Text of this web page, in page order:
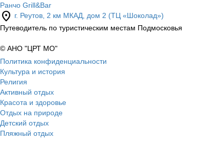
Ранчо Grill&Bar
location_on г. Реутов, 2 км МКАД, дом 2 (ТЦ «Шоколад»)
Путеводитель по туристическим местам Подмосковья
© АНО "ЦРТ МО"
Политика конфиденциальности
Культура и история
Религия
Активный отдых
Красота и здоровье
Отдых на природе
Детский отдых
Пляжный отдых